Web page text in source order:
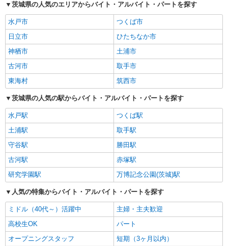
茨城県の人気のエリアからバイト・アルバイト・パートを探す
水戸市
つくば市
日立市
ひたちなか市
神栖市
土浦市
古河市
取手市
東海村
筑西市
茨城県の人気の駅からバイト・アルバイト・パートを探す
水戸駅
つくば駅
土浦駅
取手駅
守谷駅
勝田駅
古河駅
赤塚駅
研究学園駅
万博記念公園(茨城)駅
人気の特集からバイト・アルバイト・パートを探す
ミドル（40代～）活躍中
主婦・主夫歓迎
高校生OK
パート
オープニングスタッフ
短期（3ヶ月以内）